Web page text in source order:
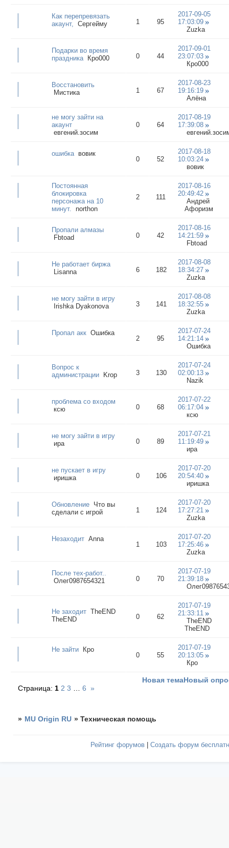
Как перепревязать
акаунт, Сергейму 1 95
2017-09-05
17:03:09
Zuzka
Подарки во время
праздника
Кро000 0 44
2017-09-01
23:07:03
Кро000
Восстановить
Мистика
1 67
2017-08-23
19:16:19
Алёна
не могу зайти на
акаунт
евгений.зосим
0 64
2017-08-19
17:39:08
ошибка вовик
0 52
2017-08-18
10:03:24
вовик
Постоянная
блокировка
персонажа на 10
минут. northon
2 111
2017-08-16
20:49:42
Андрей
Афоризм
Пропали алмазы
Fbtoad
0 42
2017-08-16
14:21:59
Fbtoad
Не работает биржа
Lisanna
6 182
2017-08-08
18:34:27
Zuzka
не могу зайти в игру
Irishka Dyakonova
3 141
2017-08-08
18:32:55
Zuzka
Пропал акк Ошибка
2 95
2017-07-24
14:21:14
Ошибка
Вопрос к
администрации
Krop 3 130
2017-07-24
02:00:13
Nazik
проблема со входом
ксю
0 68
2017-07-22
06:17:04
ксю
не могу зайти в игру
ира
0 89
2017-07-21
11:19:49
ира
не пускает в игру
иришка
0 106
2017-07-20
20:54:40
иришка
Обновление
Что вы
сделали с игрой
1 124
2017-07-20
17:27:21
Zuzka
Незаходит Anna
1 103
2017-07-20
17:25:46
Zuzka
После тех-работ..
Олег0987654321
0 70
2017-07-19
21:39:18
Не заходит TheEND
TheEND
0 62
2017-07-19
21:33:11
TheEND
TheEND
Не зайти Кро
0 55
2017-07-19
20:13:05
Кро
Новая темаНовый
Страница: 1 2 3 6 »
» MU Origin RU »Техническая помощь
Рейтинг форумов |Создать форум